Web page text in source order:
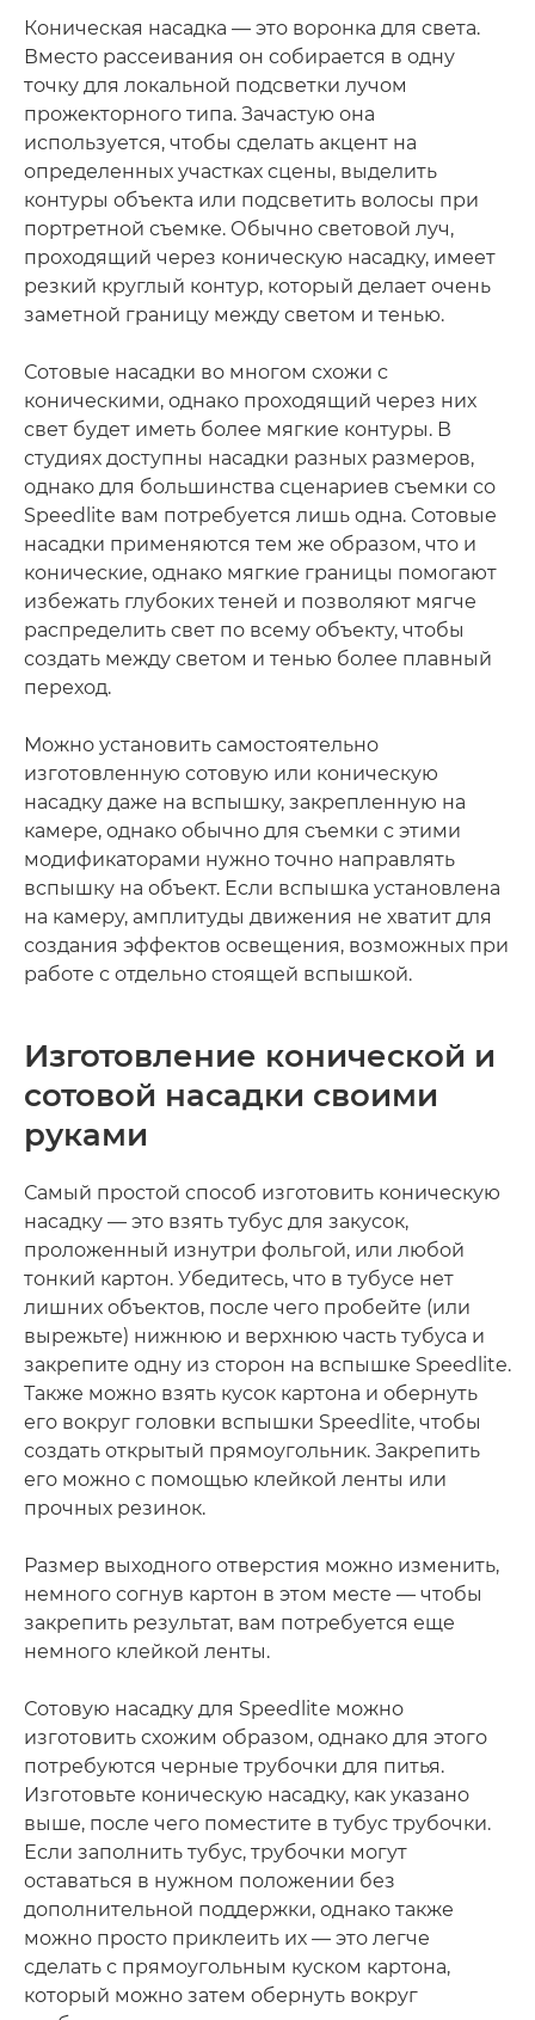
Коническая насадка — это воронка для света.
Вместо рассеивания он собирается в одну
точку для локальной подсветки лучом
прожекторного типа. Зачастую она
используется, чтобы сделать акцент на
определенных участках сцены, выделить
контуры объекта или подсветить волосы при
портретной съемке. Обычно световой луч,
проходящий через коническую насадку, имеет
резкий круглый контур, который делает очень
заметной границу между светом и тенью.
Сотовые насадки во многом схожи с
коническими, однако проходящий через них
свет будет иметь более мягкие контуры. В
студиях доступны насадки разных размеров,
однако для большинства сценариев съемки со
Speedlite вам потребуется лишь одна. Сотовые
насадки применяются тем же образом, что и
конические, однако мягкие границы помогают
избежать глубоких теней и позволяют мягче
распределить свет по всему объекту, чтобы
создать между светом и тенью более плавный
переход.
Можно установить самостоятельно
изготовленную сотовую или коническую
насадку даже на вспышку, закрепленную на
камере, однако обычно для съемки с этими
модификаторами нужно точно направлять
вспышку на объект. Если вспышка установлена
на камеру, амплитуды движения не хватит для
создания эффектов освещения, возможных при
работе с отдельно стоящей вспышкой.
Изготовление конической и
сотовой насадки своими
руками
Самый простой способ изготовить коническую
насадку — это взять тубус для закусок,
проложенный изнутри фольгой, или любой
тонкий картон. Убедитесь, что в тубусе нет
лишних объектов, после чего пробейте (или
вырежьте) нижнюю и верхнюю часть тубуса и
закрепите одну из сторон на вспышке Speedlite.
Также можно взять кусок картона и обернуть
его вокруг головки вспышки Speedlite, чтобы
создать открытый прямоугольник. Закрепить
его можно с помощью клейкой ленты или
прочных резинок.
Размер выходного отверстия можно изменить,
немного согнув картон в этом месте — чтобы
закрепить результат, вам потребуется еще
немного клейкой ленты.
Сотовую насадку для Speedlite можно
изготовить схожим образом, однако для этого
потребуются черные трубочки для питья.
Изготовьте коническую насадку, как указано
выше, после чего поместите в тубус трубочки.
Если заполнить тубус, трубочки могут
оставаться в нужном положении без
дополнительной поддержки, однако также
можно просто приклеить их — это легче
сделать с прямоугольным куском картона,
который можно затем обернуть вокруг